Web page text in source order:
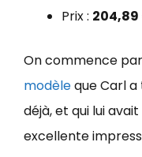
Prix :
On commence
modèleque Carl
déjà, et qui lui
excellente